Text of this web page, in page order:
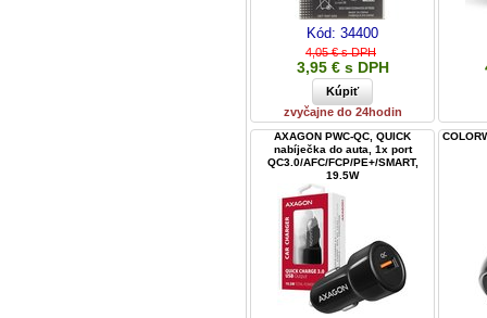
Kód: 34400
4,05 € s DPH
3,95 € s DPH
zvyčajne do 24hodin
AXAGON PWC-QC, QUICK
nabíječka do auta, 1x port
QC3.0/AFC/FCP/PE+/SMART,
19.5W